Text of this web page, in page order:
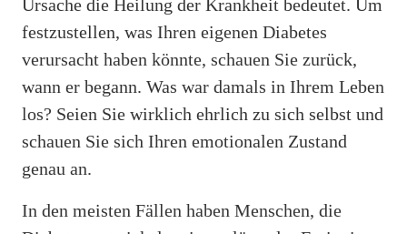
Ursache die Heilung der Krankheit bedeutet. Um
festzustellen, was Ihren eigenen Diabetes
verursacht haben könnte, schauen Sie zurück,
wann er begann. Was war damals in Ihrem Leben
los? Seien Sie wirklich ehrlich zu sich selbst und
schauen Sie sich Ihren emotionalen Zustand
genau an.
In den meisten Fällen haben Menschen, die